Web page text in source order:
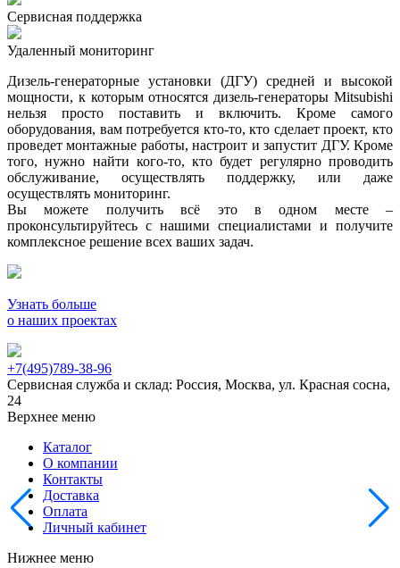
Сервисная поддержка
Удаленный мониторинг
Дизель-генераторные установки (ДГУ) средней и высокой
мощности, к которым относятся дизель-генераторы Mitsubishi
нельзя просто поставить и включить. Кроме самого
оборудования, вам потребуется кто-то, кто сделает проект, кто
проведет монтажные работы, настроит и запустит ДГУ. Кроме
того, нужно найти кого-то, кто будет регулярно проводить
обслуживание, осуществлять поддержку, или даже
осуществлять мониторинг.
Вы можете получить всё это в одном месте –
проконсультируйтесь с нашими специалистами и получите
комплексное решение всех ваших задач.
Узнать больше
о наших проектах
+7(495)789-38-96
Сервисная служба и склад: Россия, Москва, ул. Красная сосна,
24
Верхнее меню
Каталог
О компании
Контакты
Доставка
Оплата
Личный кабинет
Нижнее меню